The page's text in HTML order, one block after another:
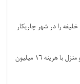
را در شهر چاریکار
این تعمیر در زمین به مساحت ۳۵۰ متر مربع در دو منزل با هرینه ۱۶ میلیون